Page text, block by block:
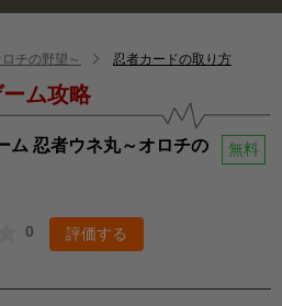
チの野望～
忍者カードの取り方
ム攻略
ム 忍者ウネ丸～オロチの
無料
0 評価する